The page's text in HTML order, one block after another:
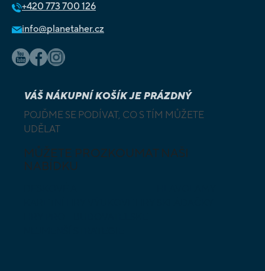
+420 773 700 126
info@planetaher.cz
VÁŠ NÁKUPNÍ KOŠÍK JE PRÁZDNÝ
POJĎME SE PODÍVAT, CO S TÍM MŮŽETE
UDĚLAT
MŮŽETE PROZKOUMAT NAŠI
NABÍDKU